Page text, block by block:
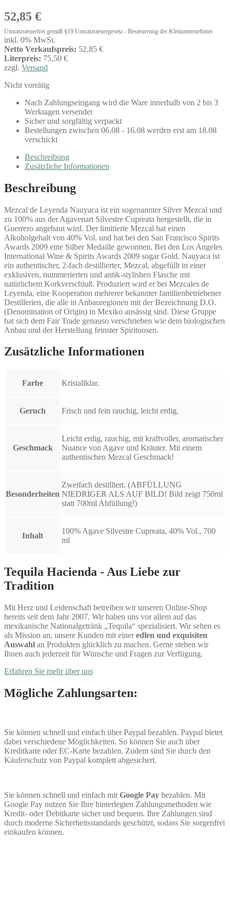
52,85 €
Umsatzsteuerfrei gemäß §19 Umsatzsteuergesetz - Besteuerung der Kleinunternehmer
inkl. 0% MwSt.
Netto Verkaufspreis: 52,85 €
Literpreis: 75,50 €
zzgl. Versand
Nicht vorrätig
Nach Zahlungseingang wird die Ware innerhalb von 2 bis 3
Werktagen versendet
Sicher und sorgfältig verpackt
Bestellungen zwischen 06.08 - 16.08 werden erst am 18.08
verschickt
Beschreibung
Zusätzliche Informationen
Beschreibung
Mezcal de Leyenda Nauyaca ist ein sogenannter Silver Mezcal und
zu 100% aus der Agavenart Silvestre Cupreata hergestellt, die in
Guerrero angebaut wird. Der limitierte Mezcal hat einen
Alkoholgehalt von 40% Vol. und hat bei den San Francisco Spirits
Awards 2009 eine Silber Medaille gewonnen. Bei den Los Angeles
International Wine & Spirits Awards 2009 sogar Gold. Nauyaca ist
ein authentischer, 2-fach destillierter, Mezcal, abgefüllt in einer
exklusiven, nummerierten und antik-stylishen Flasche mit
natürlichem Korkverschluß. Produziert wird er bei Mezcales de
Leyenda, eine Kooperation mehrerer bekannter familienbetriebener
Destillerien, die alle in Anbauregionen mit der Bezeichnung D.O.
(Denomination of Origin) in Mexiko ansässig sind. Diese Gruppe
hat sich dem Fair Trade genauso verschrieben wie dem biologischen
Anbau und der Herstellung feinster Spirituosen.
Zusätzliche Informationen
Farbe Kristallklar.
Geruch Frisch und fein rauchig, leicht erdig.
Geschmack
Leicht erdig, rauchig, mit kraftvoller, aromatischer
Nuance von Agave und Kräuter. Mit einem
authentischen Mezcal Geschmack!
Besonderheiten
Zweifach destilliert. (ABFÜLLUNG
NIEDRIGER ALS AUF BILD! Bild zeigt 750ml
statt 700ml Abfüllung!)
Inhalt
100% Agave Silvestre Cupreata, 40% Vol., 700
ml
Tequila Hacienda - Aus Liebe zur
Tradition
Mit Herz und Leidenschaft betreiben wir unseren Online-Shop
bereits seit dem Jahr 2007. Wir haben uns vor allem auf das
mexikanische Nationalgetränk „Tequila“ spezialisiert. Wir sehen es
als Mission an, unsere Kunden mit eineredlen und exquisiten
Auswahl an Produkten glücklich zu machen. Gerne stehen wir
Ihnen auch jederzeit für Wünsche und Fragen zur Verfügung.
Erfahren Sie mehr über uns
Mögliche Zahlungsarten:
Sie können schnell und einfach über Paypal bezahlen. Paypal bietet
dabei verschiedene Möglichkeiten. So können Sie auch über
Kreditkarte oder EC-Karte bezahlen. Zudem sind Sie durch den
Käuferschutz von Paypal komplett abgesichert.
Sie können schnell und einfach mit Google Pay bezahlen. Mit
Google Pay nutzen Sie Ihre hinterlegten Zahlungsmethoden wie
Kredit- oder Debitkarte sicher und bequem. Ihre Zahlungen sind
durch moderne Sicherheitsstandards geschützt, sodass Sie sorgenfrei
einkaufen können.